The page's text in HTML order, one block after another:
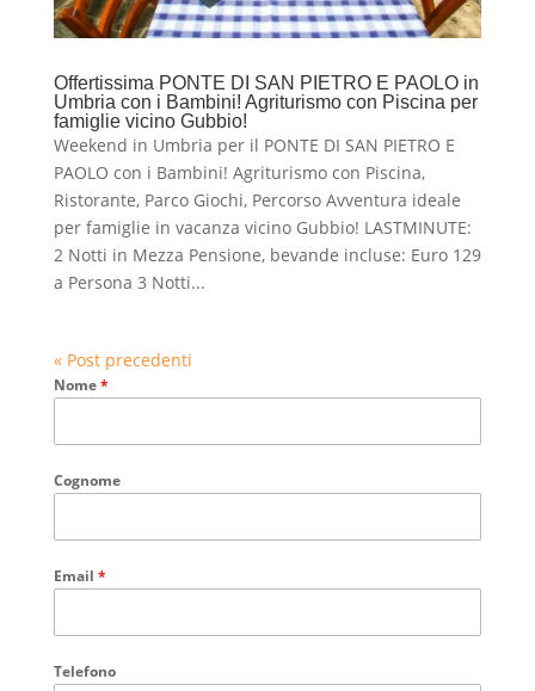
Offertissima PONTE DI SAN PIETRO E PAOLO in
Umbria con i Bambini! Agriturismo con Piscina per
famiglie vicino Gubbio!
Weekend in Umbria per il PONTE DI SAN PIETRO E
PAOLO con i Bambini! Agriturismo con Piscina,
Ristorante, Parco Giochi, Percorso Avventura ideale
per famiglie in vacanza vicino Gubbio! LASTMINUTE:
2 Notti in Mezza Pensione, bevande incluse: Euro 129
a Persona 3 Notti...
« Post precedenti
Nome*
Cognome
Email *
Telefono